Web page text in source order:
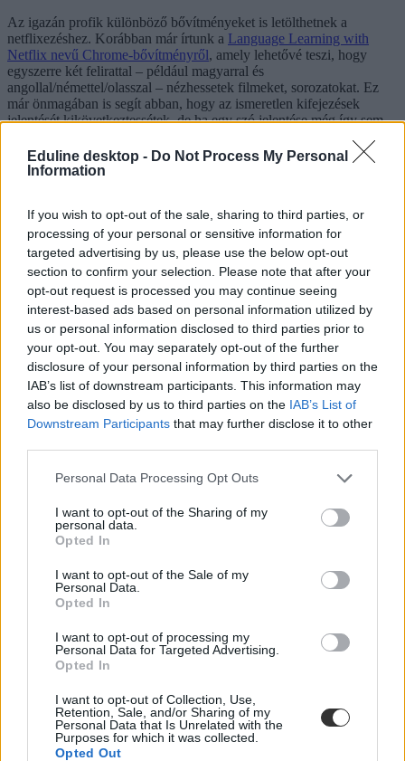
Eduline desktop - Do Not Process My Personal
Information
If you wish to opt-out of the sale, sharing to third parties, or
processing of your personal or sensitive information for
targeted advertising by us, please use the below opt-out
section to confirm your selection. Please note that after your
opt-out request is processed you may continue seeing
interest-based ads based on personal information utilized by
us or personal information disclosed to third parties prior to
your opt-out. You may separately opt-out of the further
disclosure of your personal information by third parties on the
IAB’s list of downstream participants. This information may
also be disclosed by us to third parties on the IAB’s List of
Downstream Participants that may further disclose it to other
Personal Data Processing Opt Outs
I want to opt-out of the Sharing of my
personal data.
Opted In
I want to opt-out of the Sale of my
Personal Data.
Opted In
I want to opt-out of processing my
Personal Data for Targeted Advertising.
Opted In
I want to opt-out of Collection, Use,
Retention, Sale, and/or Sharing of my
Personal Data that Is Unrelated with the
Purposes for which it was collected.
Opted Out
Az igazán profik különböző bővítményeket is letölthetnek a
netflixezéshez. Korábban már írtunk a Language Learning with
Netflix nevű Chrome-bővítményről, amely lehetővé teszi, hogy
egyszerre két felirattal – például magyarral és
angollal/némettel/olasszal – nézhessetek filmeket, sorozatokat. Ez
már önmagában is segít abban, hogy az ismeretlen kifejezések
jelentését kikövetkeztessétek, de ha egy szó jelentése még így sem
kifejezés magyarázatát találjátok.
Nem ez az egyetlen ilyen bővítmény. Használhatjátok a
NflxMultiSubs, a Mate Translate szolgáltatását is, ha pedig útközben
is szívesen néznétek így Netflixet, akkor a Lingvo TV lehet a jó
választás, amely gyakorlatilag egy Chrome-bővítmény és egy app
kombinációja. Egyébként is jó, ha sorozatnézés közben kéznél van
egy jól használható szótárapp, de minden ismeretlen szót nem
érdemes kikeresni. „Fontos készség, hogy megértsük a szavak
szót kikeresünk a szótárbóé” – írja a The Intrepid Guide.
A szavakkal tovább kell dolgozni
Ha hatékonyan szeretnétek új szavakat tanulni (és a hallás utáni
szövegértési készségeteket is fejlesztenétek), akkor az aktuális
epizód befejezése után érdemes némi „utómunkát” végezni.
Mentsétek el/írjátok ki az adott részben talált új
kifejezéseket, a jelentésükkel együtt.
módon, papírra is felírhatjátok a kifejezéseket, de
használhattok különböző alkalmazásokat is, mint
például az Anki vagy a Quizlet.
Hatékony módszer, ha mindegyik rész megnézése után
írtok egy rövid összefoglalót a cselekményről – az
újonnan tanult szavakat is belefoglalva.